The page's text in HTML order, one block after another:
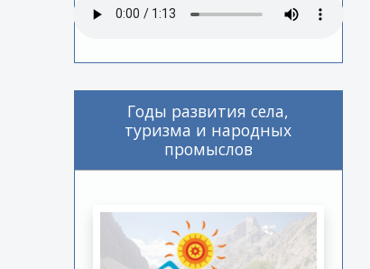
Годы развития села,
туризма и народных
промыслов